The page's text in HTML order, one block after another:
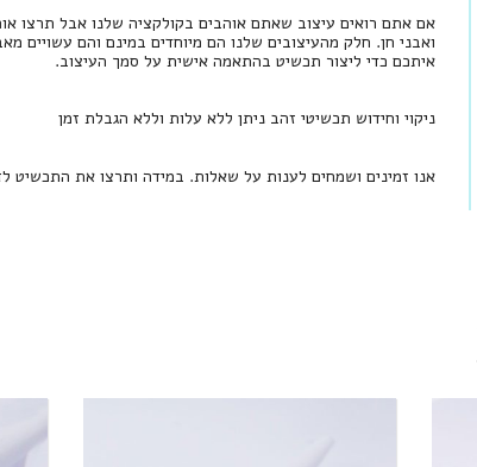
אם אתם רואים עיצוב שאתם אוהבים בקולקציה שלנו אבל תרצו
ואבני חן. חלק מהעיצובים שלנו הם מיוחדים במינם והם עשויים
איתכם כדי ליצור תכשיט בהתאמה אישית על סמך העיצוב.
ניקוי וחידוש תכשיטי זהב ניתן ללא עלות וללא הגבלת זמן
אנו זמינים ושמחים לענות על שאלות. במידה ותרצו את התכשיט